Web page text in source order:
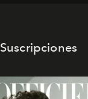
Suscripciones